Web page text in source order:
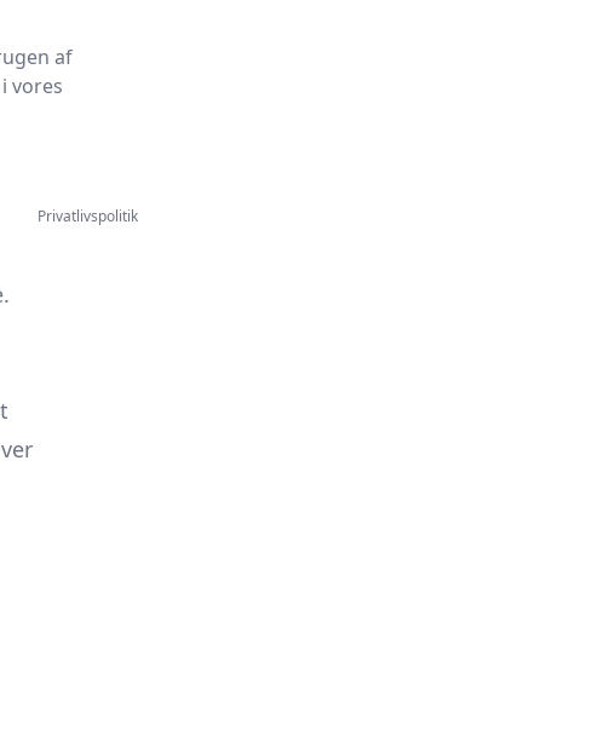
En
af
vores
Privatlivspolitik